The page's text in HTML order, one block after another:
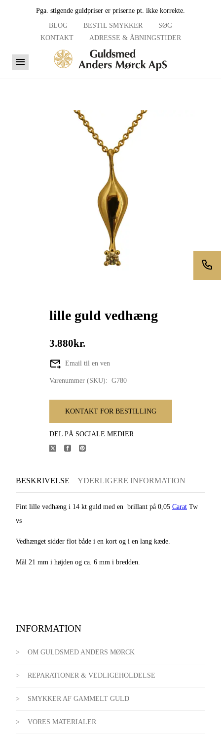
Pga. stigende guldpriser er priserne pt. ikke korrekte.
BLOG
BESTIL SMYKKER
SØG
KONTAKT
ADRESSE & ÅBNINGSTIDER
lille guld vedhæng
3.880kr.
Email til en ven
Varenummer (SKU): G780
KONTAKT FOR BESTILLING
DEL PÅ SOCIALE MEDIER
BESKRIVELSE YDERLIGERE INFORMATION
Fint lille vedhæng i 14 kt guld med en brillant på 0,05 Carat Tw
vs
Vedhænget sidder flot både i en kort og i en lang kæde.
Mål 21 mm i højden og ca. 6 mm i bredden.
INFORMATION
OM GULDSMED ANDERS MØRCK
REPARATIONER & VEDLIGEHOLDELSE
SMYKKER AF GAMMELT GULD
VORES MATERIALER